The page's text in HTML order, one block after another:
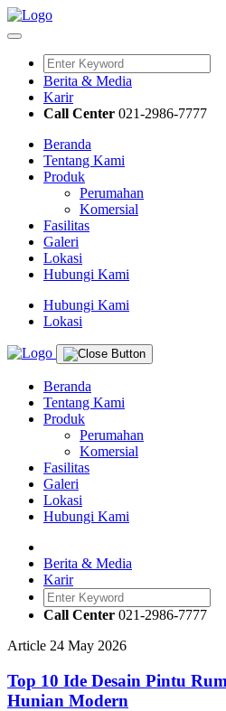
Berita & Media
Karir
Call Center 021-2986-7777
Beranda
Tentang Kami
Produk
Perumahan
Komersial
Fasilitas
Galeri
Lokasi
Hubungi Kami
Hubungi Kami
Lokasi
Beranda
Tentang Kami
Produk
Perumahan
Komersial
Fasilitas
Galeri
Lokasi
Hubungi Kami
Berita & Media
Karir
Call Center 021-2986-7777
Article 24 May 2026
Top 10 Ide Desain Pintu
Hunian Modern